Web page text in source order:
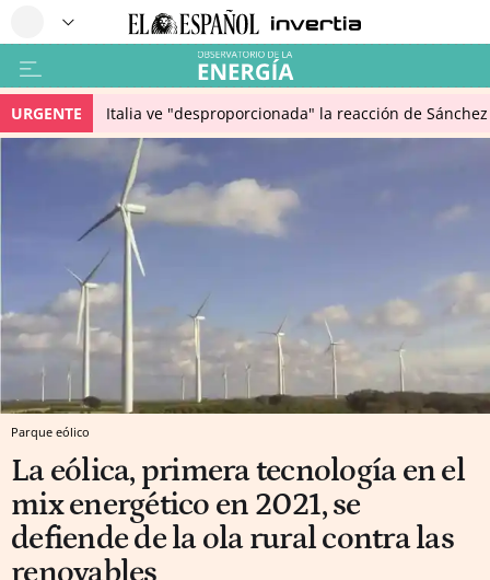
URGENTE Italia ve "desproporcionada" la reacción de
Parque eólico
La eólica, primera tecnología en el
mix energético en 2021, se
defiende de la ola rural contra las